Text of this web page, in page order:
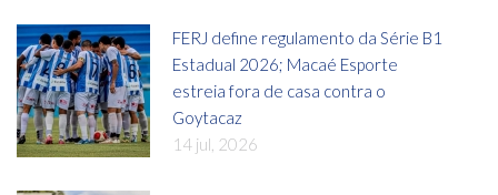
FERJ define regulamento da Série B1
Estadual 2026; Macaé Esporte
estreia fora de casa contra o
Goytacaz
14 jul, 2026